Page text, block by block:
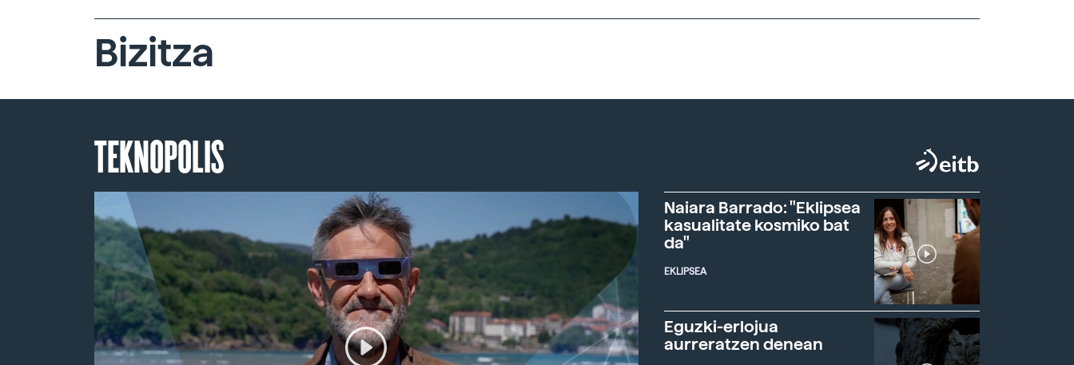
Bizitza
TEKNOPOLIS
Naiara Barrado: "Eklipsea
kasualitate kosmiko bat
da"
EKLIPSEA
Eguzki-erlojua
aurreratzen denean